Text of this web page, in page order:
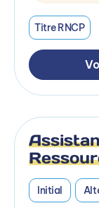
Titre RNCP
Initial